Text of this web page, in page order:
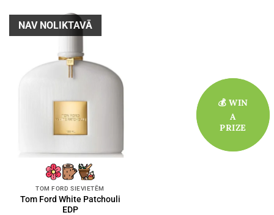
NAV NOLIKTAVĀ
TOM FORD SIEVIETĒM
Tom Ford White Patchouli
EDP
💰 WIN
A
PRIZE
💰 WIN
A
PRIZE